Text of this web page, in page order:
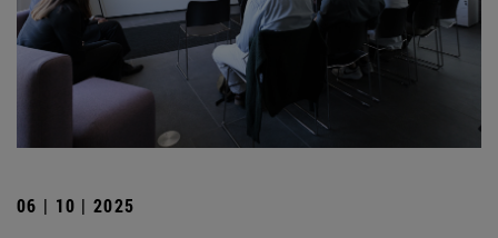
06 | 10 | 2025